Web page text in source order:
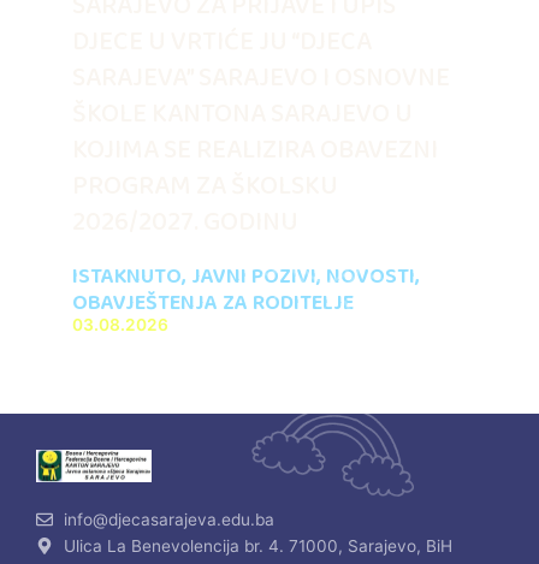
ISTAKNUTO, JAVNI POZIVI, NOVOSTI,
OBAVJEŠTENJA ZA RODITELJE
03.08.2026
info@djecasarajeva.edu.ba
Ulica La Benevolencija br. 4. 71000, Sarajevo, BiH